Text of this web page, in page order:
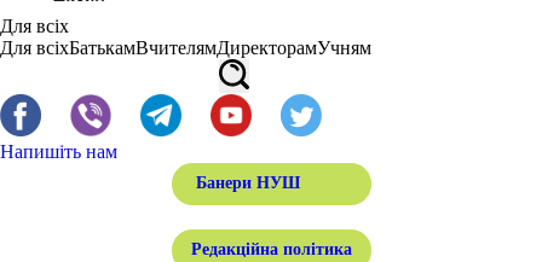
Для всіх
Для всіхБатькамВчителямДиректорамУчням
Напишіть нам
Банери НУШ
Редакційна політика